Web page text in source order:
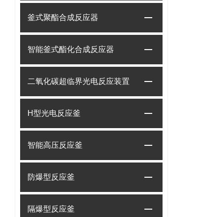
釜式聚酯合成反应器
智能釜式酯化合成反应器
二氧化碳超临界光电反应装置
H型光电反应釜
智能高压反应釜
防爆型反应釜
隔爆型反应釜